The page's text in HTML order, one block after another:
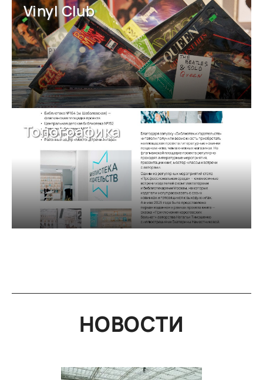
Vinyl Club
Топографика
НОВОСТИ